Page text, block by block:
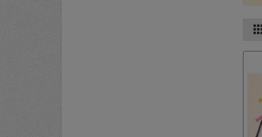
als